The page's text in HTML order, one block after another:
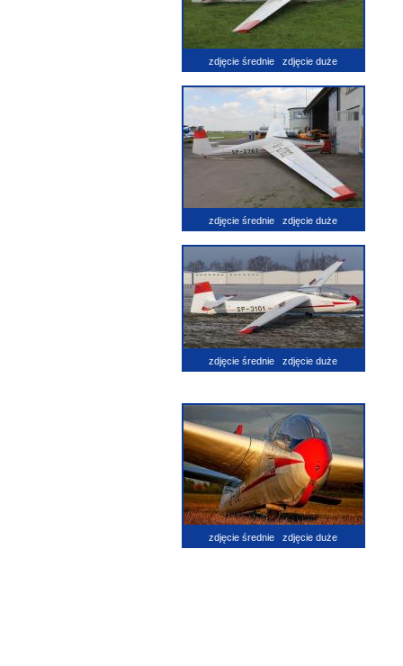
zdjęcie średnie zdjęcie duże
zdjęcie średnie zdjęcie duże
zdjęcie średnie zdjęcie duże
zdjęcie średnie zdjęcie duże